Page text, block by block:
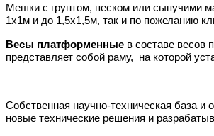
Мешки с грунтом, песком или сыпучими
1х1м и до 1,5х1,5м, так и по пожеланию
Весы платформенные в составе весов
представляет собой раму, на которой
Собственная научно-техническая база
новые технические решения и